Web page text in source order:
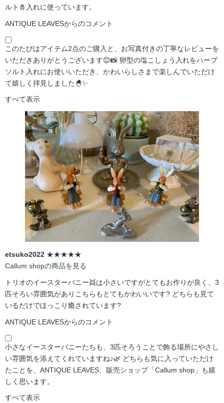
ルト🧂入れに使っています。
ANTIQUE LEAVESからのコメント
このたびはアイテム2点のご購入と、お写真付きの丁寧なレビューを
いただきありがとうございます😊📸 卵型の塩こしょう入れをハーブ
ソルト入れにお使いいただき、かわいらしさまで楽しんでいただけ
て嬉しく拝見しました🐣✨
すべて表示
etsuko2022 ★★★★★
Callum shopの商品を見る
トリオのイースターバニー👯は小さいですがとてもお作りが良く、3
匹そろい雰囲気がありこちらもとてもかわいいです?️ どちらも見て
いるだけでほっこり癒されています?️
ANTIQUE LEAVESからのコメント
小さなイースターバニーたちも、3匹そろうことで飾る場所にやさし
い雰囲気を添えてくれていますね♪🌿 どちらも気に入っていただけ
たことを、ANTIQUE LEAVES、販売ショップ「Callum shop」も嬉
しく思います。
すべて表示